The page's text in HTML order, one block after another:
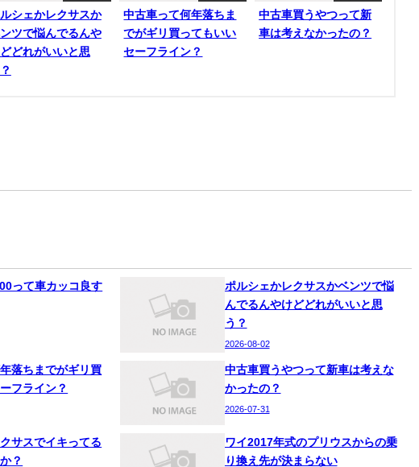
シェかレクサスか
ツで悩んでるんや
どれがいいと思
中古車って何年落ちま
でがギリ買ってもいい
セーフライン？
中古車買うやつって新
車は考えなかったの？
って車カッコ良す
ポルシェかレクサスかベンツで悩
んでるんやけどどれがいいと思
う？
2026-08-02
落ちまでがギリ買
フライン？
中古車買うやつって新車は考えな
かったの？
2026-07-31
サスでイキってる
？
ワイ2017年式のプリウスからの乗
り換え先が決まらない